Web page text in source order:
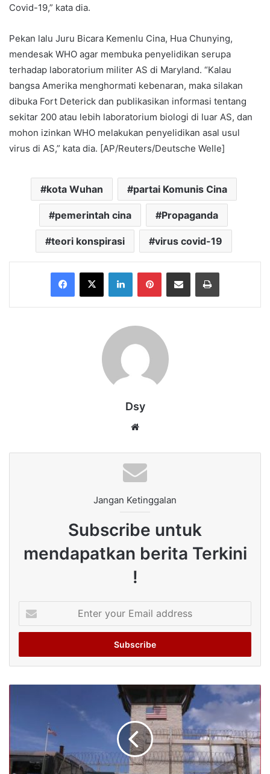
Covid-19,” kata dia.
Pekan lalu Juru Bicara Kemenlu Cina, Hua Chunying,
mendesak WHO agar membuka penyelidikan serupa
terhadap laboratorium militer AS di Maryland. “Kalau
bangsa Amerika menghormati kebenaran, maka silakan
dibuka Fort Deterick dan publikasikan informasi tentang
sekitar 200 atau lebih laboratorium biologi di luar AS, dan
mohon izinkan WHO melakukan penyelidikan asal usul
virus di AS,” kata dia. [AP/Reuters/Deutsche Welle]
kota Wuhan partai Komunis Cina
pemerintah cina Propaganda
teori konspirasi virus covid-19
Facebook
X LinkedInPinterestShare via Email Print
Dsy
Jangan Ketinggalan
Subscribe untuk
mendapatkan berita Terkini
!
your
Email